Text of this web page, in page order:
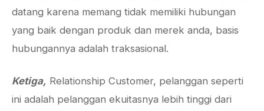
datang karena memang tidak memiliki hubungan
yang baik dengan produk dan merek anda, basis
hubungannya adalah traksasional.
Ketiga, Relationship Customer, pelanggan seperti
ini adalah pelanggan ekuitasnya lebih tinggi dari